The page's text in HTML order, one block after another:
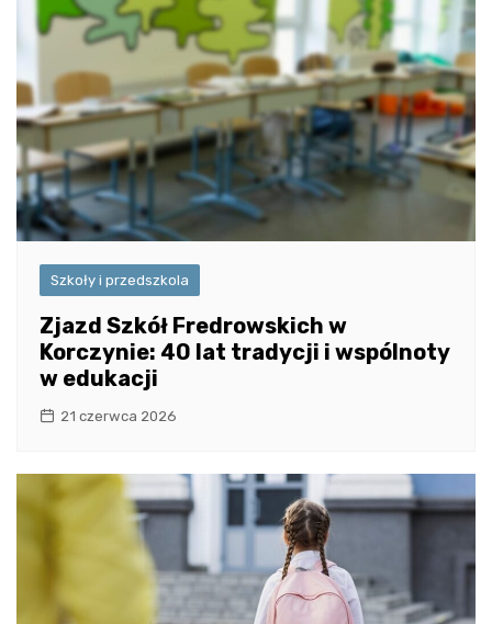
Szkoły i przedszkola
Zjazd Szkół Fredrowskich w
Korczynie: 40 lat tradycji i wspólnoty
w edukacji
21 czerwca 2026